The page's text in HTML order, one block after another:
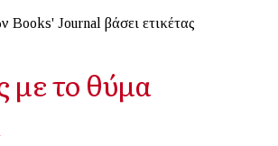
Books' Journal βάσει ετικέτας
με το θύμα